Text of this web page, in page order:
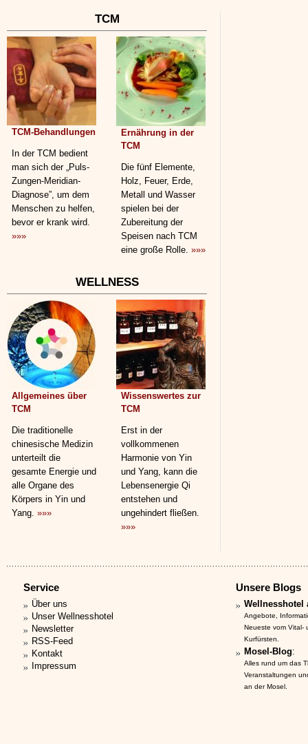
TCM
TCM-Behandlungen
In der TCM bedient
man sich der „Puls-
Zungen-Meridian-
Diagnose”, um dem
Menschen zu helfen,
bevor er krank wird.
»»»
Ernährung in der
TCM
Die fünf Elemente,
Holz, Feuer, Erde,
Metall und Wasser
spielen bei der
Zubereitung der
Speisen nach TCM
eine große Rolle. »»»
WELLNESS
Allgemeines über
TCM
Die traditionelle
chinesische Medizin
unterteilt die
gesamte Energie und
alle Organe des
Körpers in Yin und
Yang. »»»
Wissenswertes zur
TCM
Erst in der
vollkommenen
Harmonie von Yin
und Yang, kann die
Lebensenergie Qi
entstehen und
ungehindert fließen.
»»»
Service
Über uns
Unser Wellnesshotel
Newsletter
RSS-Feed
Kontakt
Impressum
Unsere Blogs
Wellnesshotel
Angebote,
Neueste vom Vital-
Kurfürsten.
Mosel-Blog:
Alles rund um das
Veranstaltungen
an der Mosel.